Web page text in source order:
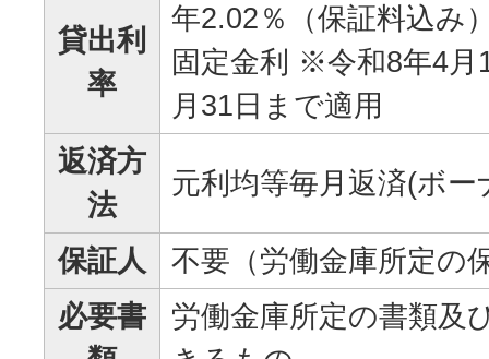
貸出利
率
年2.02％（保証料込み
固定金利 ※令和8年4月
月31日まで適用
返済方
法
元利均等毎月返済(ボー
保証人
不要（労働金庫所定の
必要書
労働金庫所定の書類及